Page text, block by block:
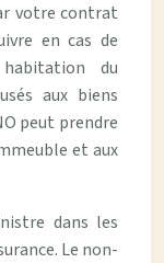
votre contrat
en cas de
du
aux biens
peut prendre
et aux
dans les
Le non-